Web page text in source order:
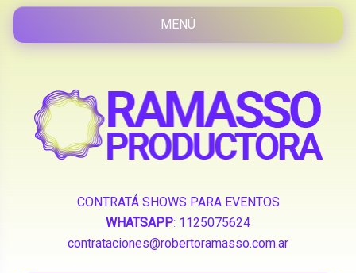
CONTRATÁ SHOWS PARA EVENTOS
WHATSAPP: 1125075624
contrataciones@robertoramasso.com.ar